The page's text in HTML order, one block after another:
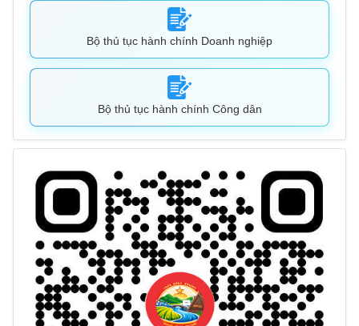
Bộ thủ tục hành chính Doanh nghiệp
Bộ thủ tục hành chính Công dân